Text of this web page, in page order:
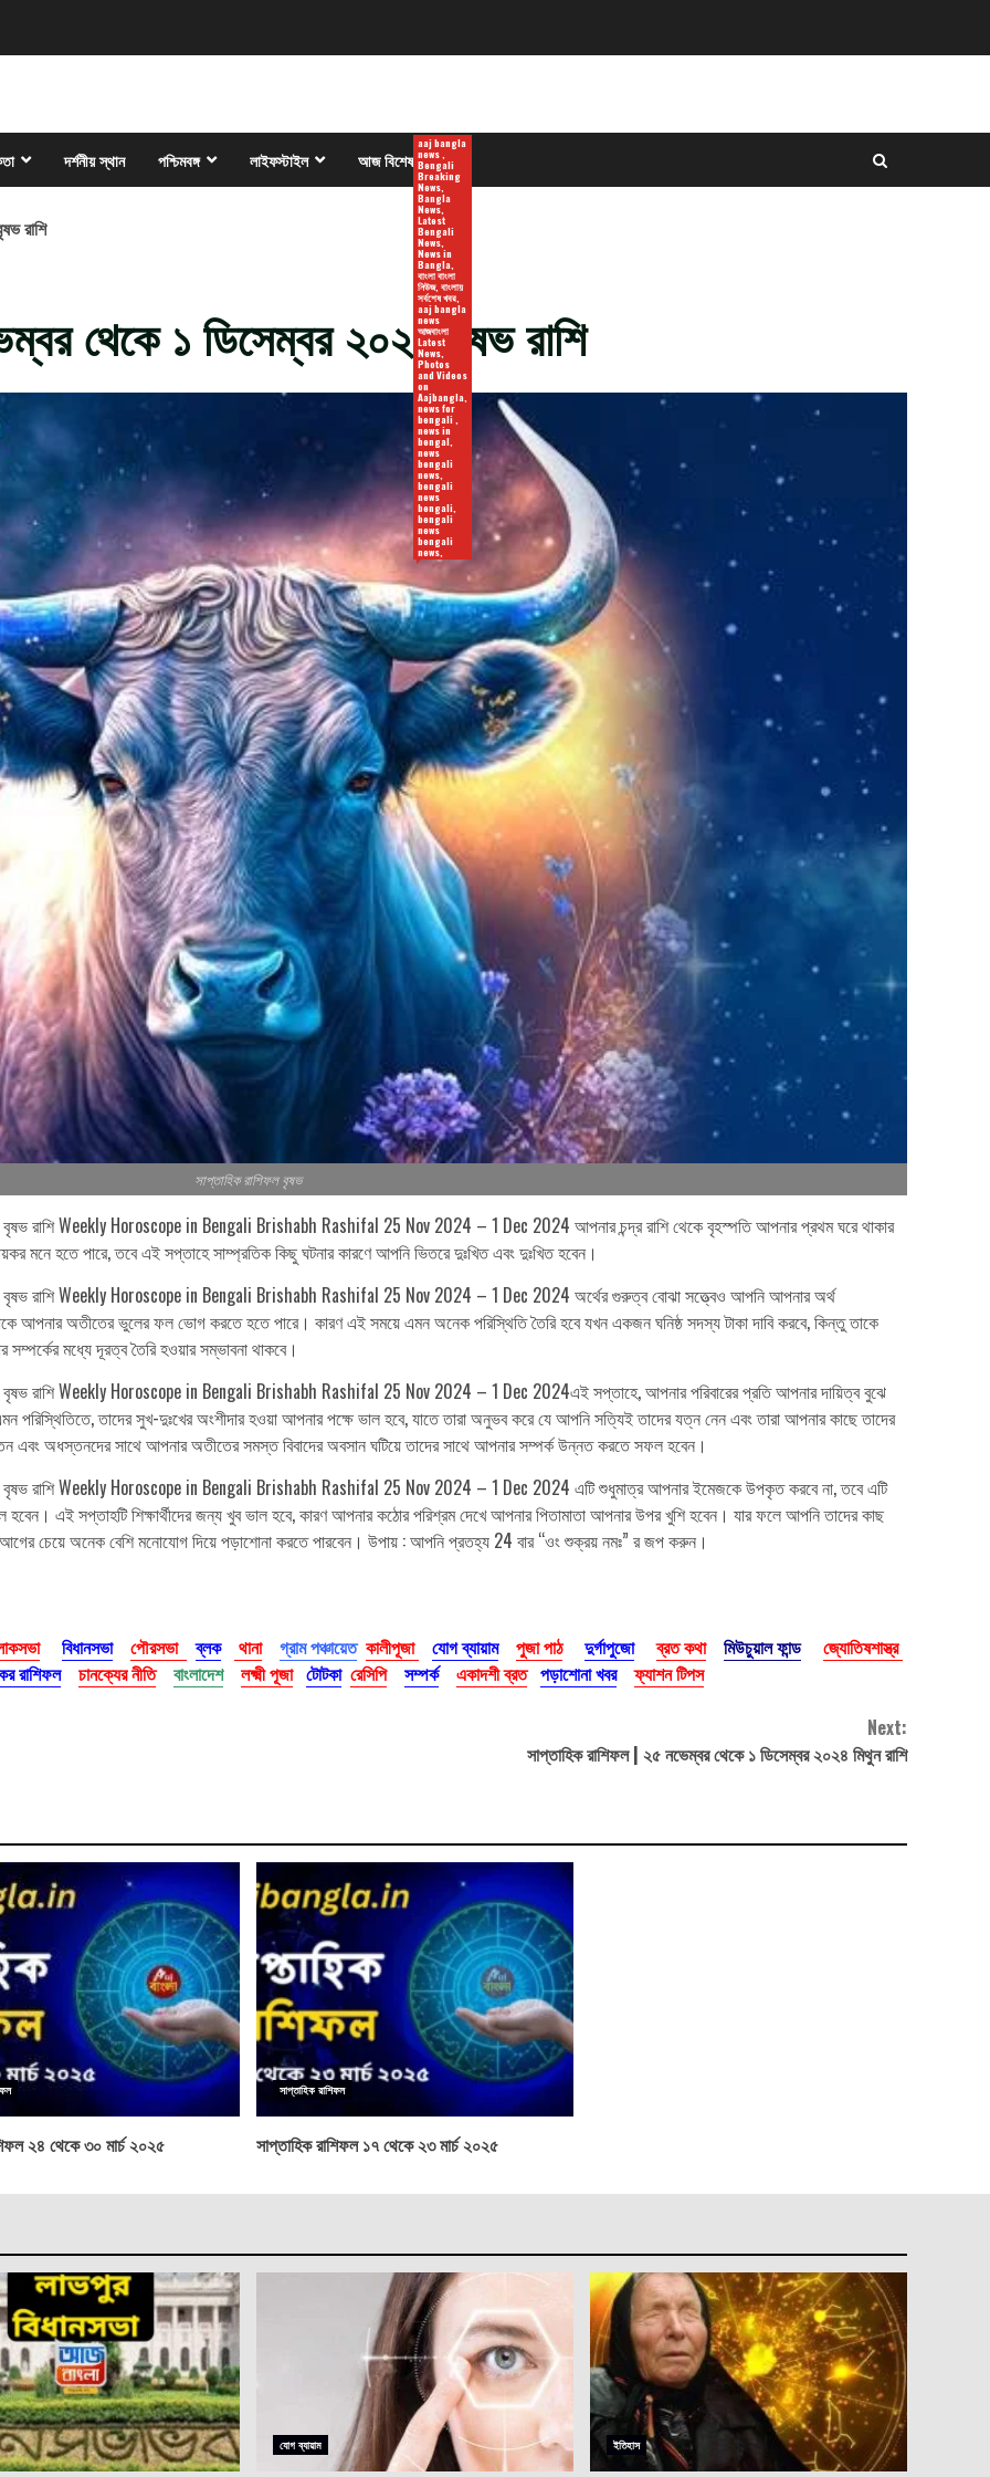
দর্শনীয় স্থান পশ্চিমবঙ্গ লাইফস্টাইল আজ বিশেষ
aaj bangla
news ,
Bengali
Breaking
News,
Bangla
News,
Latest
Bengali
News,
News in
Bangla,
বাংলা বাংলা
নিউজ, বাংলায়
সর্বশেষ খবর,
aaj bangla
news
আজবাংলা
Latest
News,
Photos
and Videos
on
Aajbangla,
news for
bengali ,
news in
bengal,
news
bengali
news,
bengali
news
bengali,
bengali
news
bengali
news,
রাশি
থেকে ১ ডিসেম্বর ২০২৪ বৃষভ রাশি
সাপ্তাহিক রাশিফল বৃষভ
রাশি Weekly Horoscope in Bengali Brishabh Rashifal 25 Nov 2024 – 1 Dec 2024 আপনার চন্দ্র রাশি থেকে বৃহস্পতি আপনার প্রথম ঘরে থাকার
মনে হতে পারে, তবে এই সপ্তাহে সাম্প্রতিক কিছু ঘটনার কারণে আপনি ভিতরে দুঃখিত এবং দুঃখিত হবেন।
বৃষভ রাশি Weekly Horoscope in Bengali Brishabh Rashifal 25 Nov 2024 – 1 Dec 2024 অর্থের গুরুত্ব বোঝা সত্ত্বেও আপনি আপনার অর্থ
আপনার অতীতের ভুলের ফল ভোগ করতে হতে পারে। কারণ এই সময়ে এমন অনেক পরিস্থিতি তৈরি হবে যখন একজন ঘনিষ্ঠ সদস্য টাকা দাবি করবে, কিন্তু তাকে
মধ্যে দূরত্ব তৈরি হওয়ার সম্ভাবনা থাকবে।
বৃষভ রাশি Weekly Horoscope in Bengali Brishabh Rashifal 25 Nov 2024 – 1 Dec 2024এই সপ্তাহে, আপনার পরিবারের প্রতি আপনার দায়িত্ব বুঝে
পরিস্থিতিতে, তাদের সুখ-দুঃখের অংশীদার হওয়া আপনার পক্ষে ভাল হবে, যাতে তারা অনুভব করে যে আপনি সত্যিই তাদের যত্ন নেন এবং তারা আপনার কাছে তাদের
এবং অধস্তনদের সাথে আপনার অতীতের সমস্ত বিবাদের অবসান ঘটিয়ে তাদের সাথে আপনার সম্পর্ক উন্নত করতে সফল হবেন।
বৃষভ রাশি Weekly Horoscope in Bengali Brishabh Rashifal 25 Nov 2024 – 1 Dec 2024 এটি শুধুমাত্র আপনার ইমেজকে উপকৃত করবে না, তবে এটি
এই সপ্তাহটি শিক্ষার্থীদের জন্য খুব ভাল হবে, কারণ আপনার কঠোর পরিশ্রম দেখে আপনার পিতামাতা আপনার উপর খুশি হবেন। যার ফলে আপনি তাদের কাছ
চেয়ে অনেক বেশি মনোযোগ দিয়ে পড়াশোনা করতে পারবেন। উপায় : আপনি প্রতহ্য 24 বার “ওং শুক্রয় নমঃ” র জপ করুন।
বিধানসভা পৌরসভা ব্লক থানা গ্রাম পঞ্চায়েত কালীপূজা যোগ ব্যায়াম পুজা পাঠ দুর্গাপুজো ব্রত কথা মিউচুয়াল ফান্ড
জ্যোতিষশাস্ত্র
রাশিফল চানক্যের নীতি বাংলাদেশ লক্ষ্মী পূজা টোটকা রেসিপি সম্পর্ক একাদশী ব্রত পড়াশোনা খবর ফ্যাশন টিপস
Next:
সাপ্তাহিক রাশিফল | ২৫ নভেম্বর থেকে ১ ডিসেম্বর ২০২৪ মিথুন রাশি
২৪ থেকে ৩০ মার্চ ২০২৫
সাপ্তাহিক রাশিফল
সাপ্তাহিক রাশিফল ১৭ থেকে ২৩ মার্চ ২০২৫
যোগ ব্যায়াম ইতিহাস